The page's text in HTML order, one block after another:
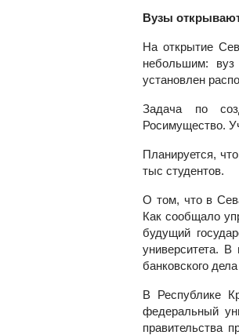
Вузы
На открытие
небольшим:
установлен
Задача по
Росимущество.
Планируется,
тыс студентов.
О том, что в
Как сообщало
будущий
университета. В
банковского
В Республике
федеральный
правительства